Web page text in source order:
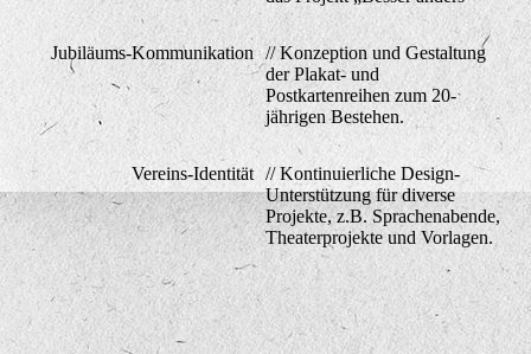
Jubiläums-Kommunikation
// Konzeption und Gestaltung
der Plakat- und
Postkartenreihen zum 20-
jährigen Bestehen.
Vereins-Identität // Kontinuierliche Design-
Unterstützung für diverse
Projekte, z.B. Sprachenabende,
Theaterprojekte und Vorlagen.